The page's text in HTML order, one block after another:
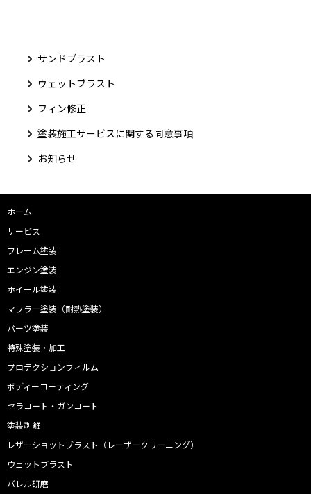
サンドブラスト
ウェットブラスト
フィン修正
塗装施工サービスに関する同意事項
お知らせ
ホーム
サービス
フレーム塗装
エンジン塗装
ホイール塗装
マフラー塗装（耐熱塗装）
パーツ塗装
特殊塗装・加工
プロテクションフィルム
ボディーコーティング
セラコート・ガンコート
塗装剥離
レザーショットブラスト（レーザークリーニング）
ウェットブラスト
バレル研磨